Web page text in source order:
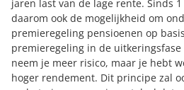
jaren last van de lage rente. Sinds
daarom ook de mogelijkheid om
premieregeling pensioenen op
premieregeling in de uitkeringsfase
neem je meer risico, maar je hebt
hoger rendement. Dit principe zal